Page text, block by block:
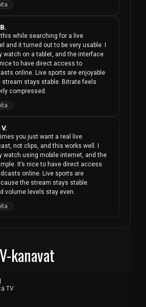
kanavat
TV
this while searching for a live
and it turned out to be very usable. I
watch on a tablet, and the interface
to have direct access to
online. Live sports are enjoyable
stream stays stable. Bitrate feels
compressed.
you just want a real live
not clips, and this works well. I
watch using mobile internet, and the
It’s nice to have direct access
online. Live sports are
the stream stays stable.
volume levels stay even.